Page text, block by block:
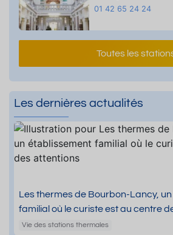
01 42 65 24 24
Toutes les
Les dernières actualités
Les thermes de Bourbon-Lancy,
familial où le curiste est au centre
Vie des stations thermales